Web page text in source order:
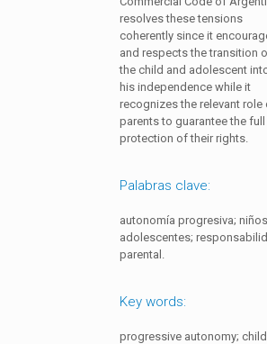
resolves these tensions
coherently since it
and respects the transition
the child and adolescent
his independence while it
recognizes the relevant role
parents to guarantee the full
protection of their rights.
Palabras clave:
autonomía progresiva;
adolescentes;
parental.
Key words:
progressive autonomy; child